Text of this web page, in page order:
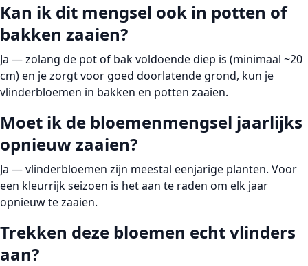
Kan ik dit mengsel ook in potten of
bakken zaaien?
Ja — zolang de pot of bak voldoende diep is (minimaal ~20
cm) en je zorgt voor goed doorlatende grond, kun je
vlinderbloemen in bakken en potten zaaien.
Moet ik de bloemenmengsel jaarlijks
opnieuw zaaien?
Ja — vlinderbloemen zijn meestal eenjarige planten. Voor
een kleurrijk seizoen is het aan te raden om elk jaar
opnieuw te zaaien.
Trekken deze bloemen echt vlinders
aan?